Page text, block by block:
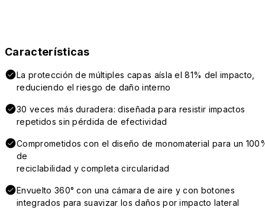
Características
La protección de múltiples capas aísla el 81% del impacto,
reduciendo el riesgo de daño interno
30 veces más duradera: diseñada para resistir impactos
repetidos sin pérdida de efectividad
Comprometidos con el diseño de monomaterial para un
de
reciclabilidad y completa circularidad
Envuelto 360° con una cámara de aire y con botones
integrados para suavizar los daños por impacto lateral